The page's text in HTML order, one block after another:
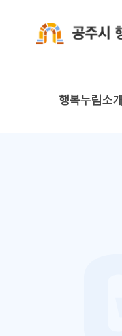
행복누림소개